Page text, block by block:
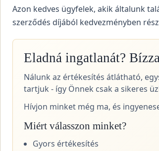
Azon kedves ügyfelek, akik általunk
szerződés díjából kedvezményben
Eladná ingatlanát?
Nálunk az értékesítés átlátható,
tartjuk - így Önnek csak a sikeres
Hívjon minket még ma, és
Miért válasszon minket?
Gyors értékesítés